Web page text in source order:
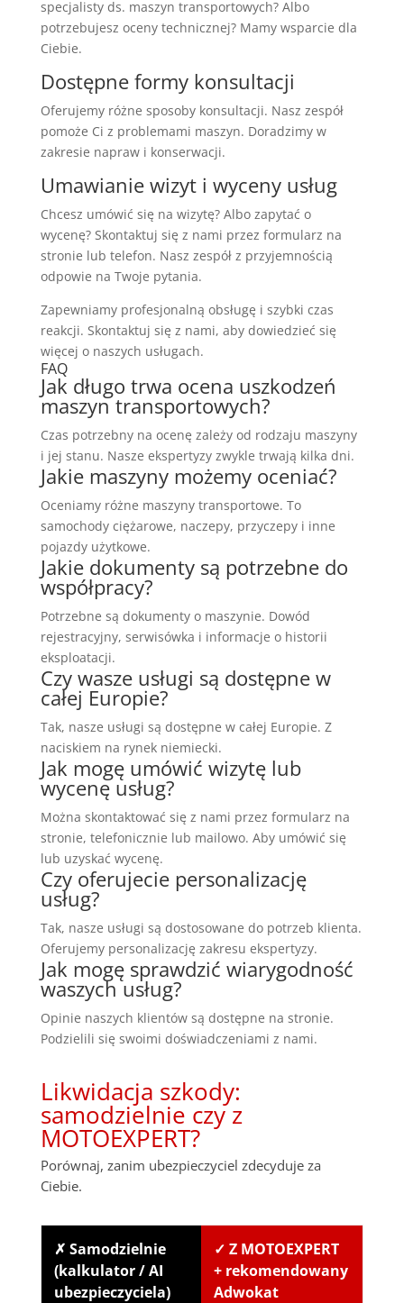
specjalisty ds. maszyn transportowych? Albo
potrzebujesz oceny technicznej? Mamy wsparcie dla
Ciebie.
Dostępne formy konsultacji
Oferujemy różne sposoby konsultacji. Nasz zespół
pomoże Ci z problemami maszyn. Doradzimy w
zakresie napraw i konserwacji.
Umawianie wizyt i wyceny usług
Chcesz umówić się na wizytę? Albo zapytać o
wycenę? Skontaktuj się z nami przez formularz na
stronie lub telefon. Nasz zespół z przyjemnością
odpowie na Twoje pytania.
Zapewniamy profesjonalną obsługę i szybki czas
reakcji. Skontaktuj się z nami, aby dowiedzieć się
więcej o naszych usługach.
FAQ
Jak długo trwa ocena uszkodzeń
maszyn transportowych?
Czas potrzebny na ocenę zależy od rodzaju maszyny
i jej stanu. Nasze ekspertyzy zwykle trwają kilka dni.
Jakie maszyny możemy oceniać?
Oceniamy różne maszyny transportowe. To
samochody ciężarowe, naczepy, przyczepy i inne
pojazdy użytkowe.
Jakie dokumenty są potrzebne do
współpracy?
Potrzebne są dokumenty o maszynie. Dowód
rejestracyjny, serwisówka i informacje o historii
eksploatacji.
Czy wasze usługi są dostępne w
całej Europie?
Tak, nasze usługi są dostępne w całej Europie. Z
naciskiem na rynek niemiecki.
Jak mogę umówić wizytę lub
wycenę usług?
Można skontaktować się z nami przez formularz na
stronie, telefonicznie lub mailowo. Aby umówić się
lub uzyskać wycenę.
Czy oferujecie personalizację
usług?
Tak, nasze usługi są dostosowane do potrzeb klienta.
Oferujemy personalizację zakresu ekspertyzy.
Jak mogę sprawdzić wiarygodność
waszych usług?
Opinie naszych klientów są dostępne na stronie.
Podzielili się swoimi doświadczeniami z nami.
Likwidacja szkody:
samodzielnie czy z
MOTOEXPERT?
Porównaj, zanim ubezpieczyciel zdecyduje za
Ciebie.
✗ Samodzielnie
(kalkulator / AI
ubezpieczyciela)
✓ Z MOTOEXPERT
+ rekomendowany
Adwokat